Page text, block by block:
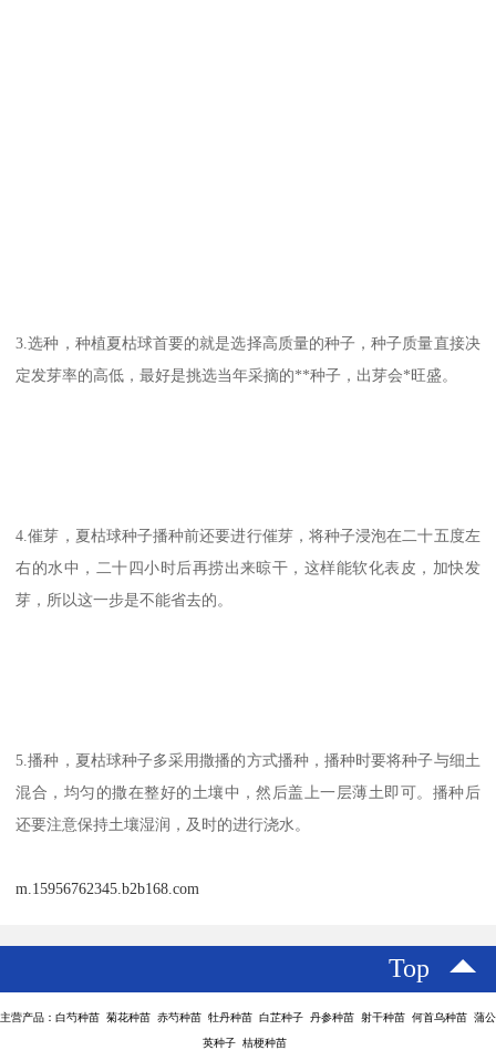
3.选种，种植夏枯球首要的就是选择高质量的种子，种子质量直接决
定发芽率的高低，最好是挑选当年采摘的**种子，出芽会*旺盛。
4.催芽，夏枯球种子播种前还要进行催芽，将种子浸泡在二十五度左
右的水中，二十四小时后再捞出来晾干，这样能软化表皮，加快发
芽，所以这一步是不能省去的。
5.播种，夏枯球种子多采用撒播的方式播种，播种时要将种子与细土
混合，均匀的撒在整好的土壤中，然后盖上一层薄土即可。播种后
还要注意保持土壤湿润，及时的进行浇水。
m.15956762345.b2b168.com
Top
主营产品：白芍种苗 菊花种苗 赤芍种苗 牡丹种苗 白芷种子 丹参种苗 射干种苗 何首乌种苗 蒲公
英种子 桔梗种苗